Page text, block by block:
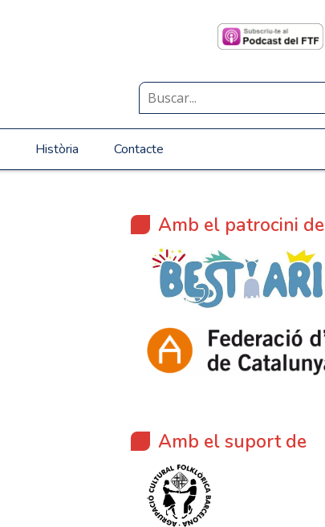
Història Contacte
Amb el patrocini de
Amb el suport de